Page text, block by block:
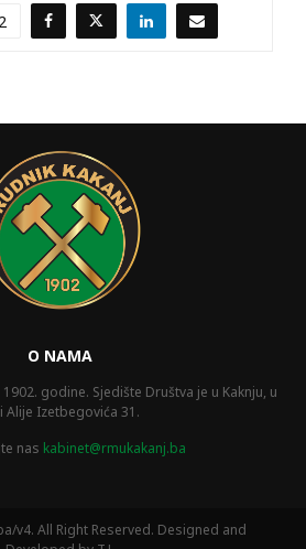
2
O NAMA
godine. Sjedište Društva je u Kaknju, u
Alije Izetbegovića 31.
nas kabinet@rmukakanj.ba
v4. All Right Reserved. Designed and